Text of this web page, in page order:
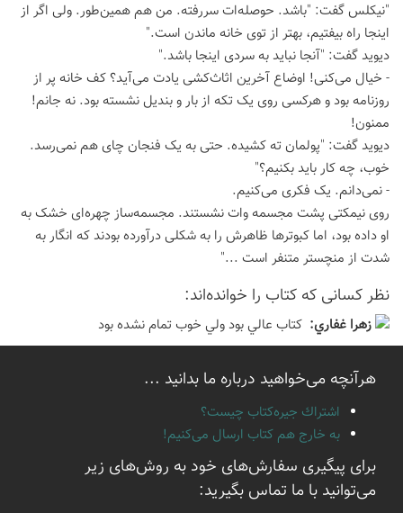
"نیکلس گفت: "باشد. حوصله‌ات سررفته. من هم همین‌طور. ولی اگر از
اینجا راه بیفتیم، بهتر از توی خانه ماندن است."
دیوید گفت: "آنجا نباید به سردی اینجا باشد."
- خیال می‌کنی! اوضاع آخرین اثاث‌کشی یادت می‌آید؟ کف خانه پر از
روزنامه بود و هرکسی روی یک تکه از بار و بندیل نشسته بود. نه جانم!
ممنون!
دیوید گفت: "پولمان ته کشیده. حتی به یک فنجان چای هم نمی‌رسد.
خوب، چه کار باید بکنیم؟"
- نمی‌دانم. یک فکری می‌کنیم.
روی نیمکتی پشت مجسمه وات نشستند. مجسمه‌ساز چهره‌ای خشک به
او داده بود، اما کبوترها ظاهرش را به شکلی درآورده بودند که انگار به
شدت از منچستر متنفر است ..."
نظر كسانی كه كتاب را خوانده‌اند:
زهرا غفاري: كتاب عالي بود ولي خوب تمام نشده بود
هرآنچه می‌خواهید درباره ما بدانید ...
اشتراك جيره‌كتاب چيست؟
به خارج هم كتاب ارسال می‌كنیم!
برای پیگیری سفارش‌های خود به روش‌های زیر
می‌توانید با ما تماس بگیرید: